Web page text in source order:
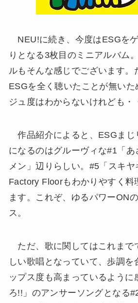
NEU!に続き、今度はESGを
りとなる3枚目のミニアルバム
ルもそんな感じでございます。
ESGを全く聴いたことが無い
ジュ度はわからないけれども・
作品紹介によると、ESGまじ
になるのはグルーヴィな#1「
メン」辺りらしい。#5「スキヤ
Factory Floorもわかりやすく料
ます。これぞ、ゆるパワーON
ス。
ただ、歌に関してはこれまで
しい歌唱となっていて、歩調を
ップス度も高まっているように
ろ!!」のアンサーソングとなる